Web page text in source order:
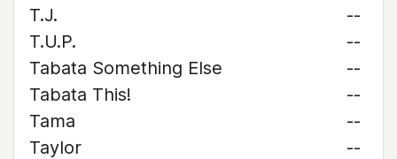
T.J.
--
T.U.P.
--
Tabata Something Else
--
Tabata This!
--
Tama
--
Taylor
--